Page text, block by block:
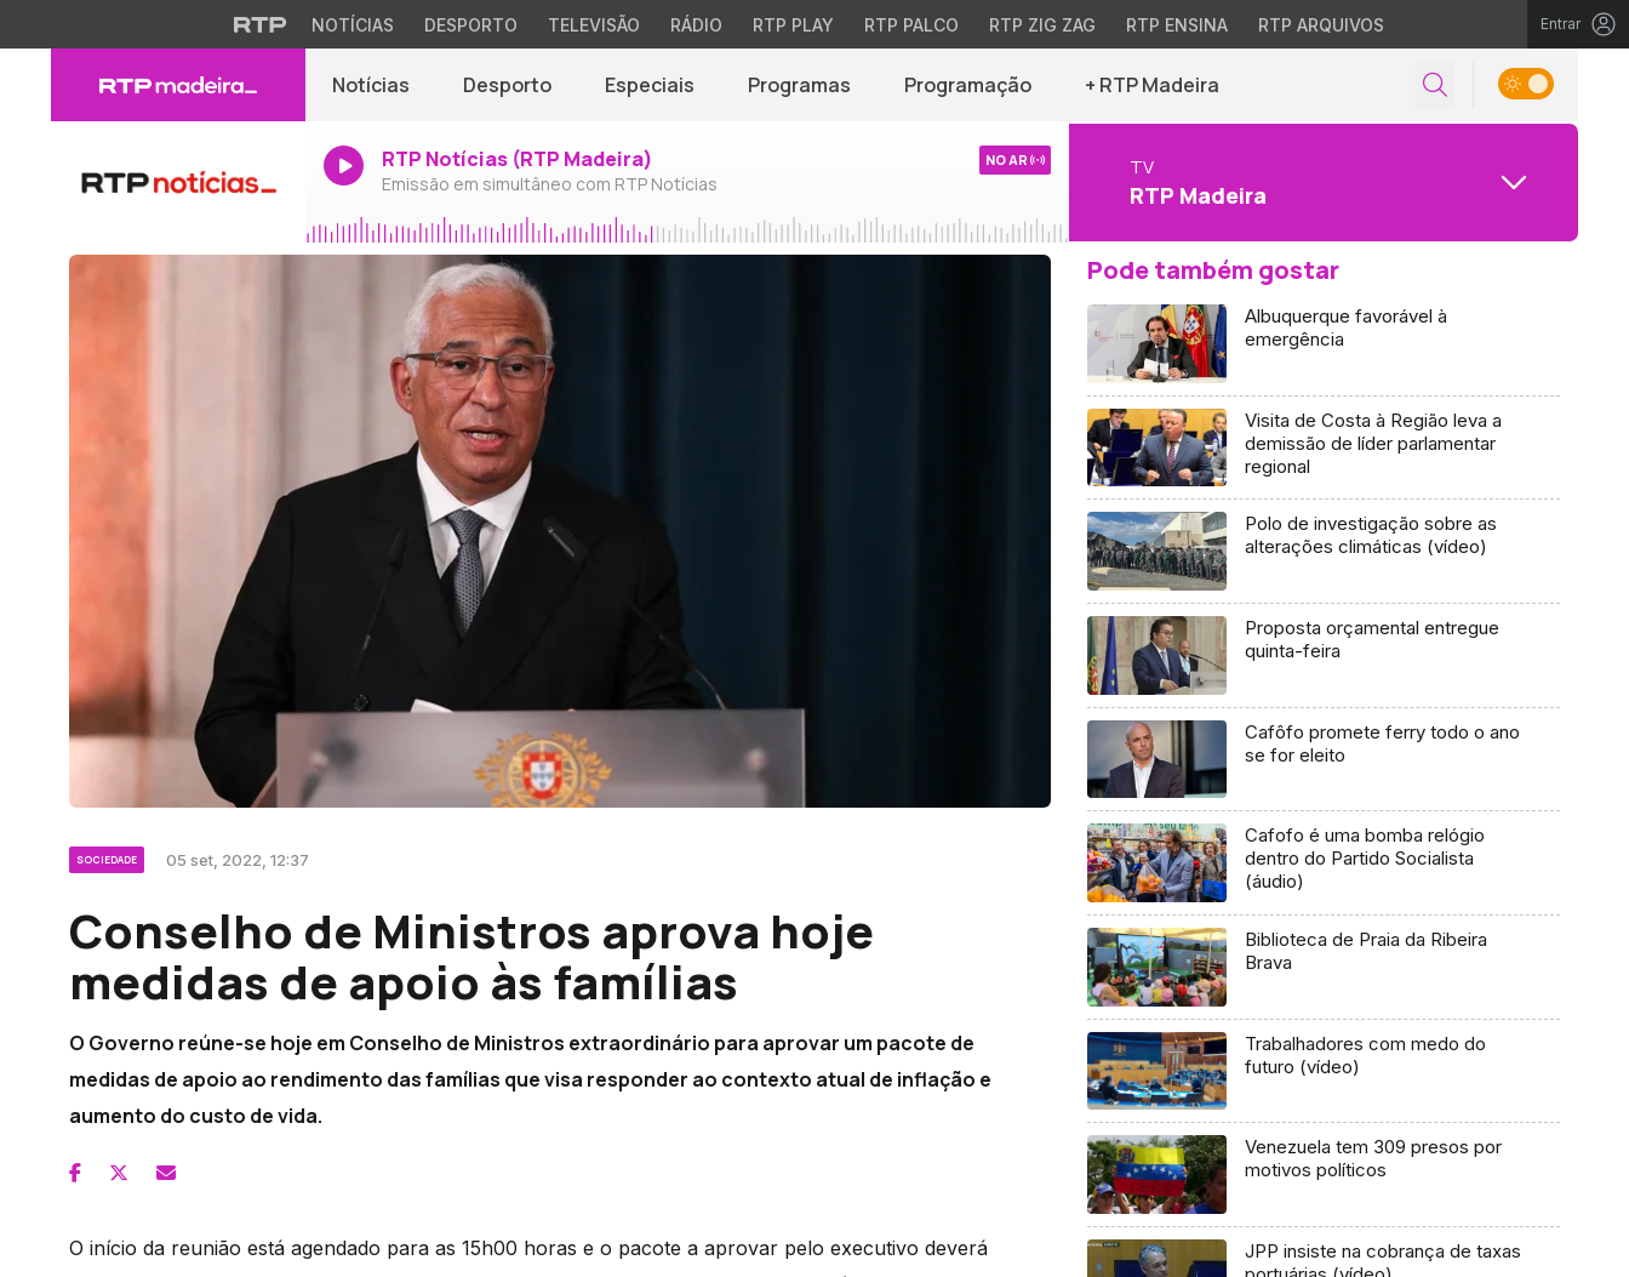
NOTÍCIAS DESPORTO TELEVISÃO RÁDIO RTP PLAY RTP PALCO RTP ZIG ZAG RTP ENSINA RTP ARQUIVOS Entrar
Notícias Desporto Especiais Programas Programação + RTP Madeira
RTP Notícias (RTP Madeira)
Emissão em simultâneo com RTP Notícias
NO AR TV
RTP Madeira
SOCIEDADE 05 set, 2022, 12:37
Conselho de Ministros aprova hoje
medidas de apoio às famílias
O Governo reúne-se hoje em Conselho de Ministros extraordinário para aprovar um pacote de
medidas de apoio ao rendimento das famílias que visa responder ao contexto atual de inflação e
aumento do custo de vida.
O início da reunião está agendado para as 15h00 horas e o pacote a aprovar pelo executivo deverá
Pode também gostar
Albuquerque favorável à
emergência
Visita de Costa à Região leva a
demissão de líder parlamentar
regional
Polo de investigação sobre as
alterações climáticas (vídeo)
Proposta orçamental entregue
quinta-feira
Cafôfo promete ferry todo o ano
se for eleito
Cafofo é uma bomba relógio
dentro do Partido Socialista
(áudio)
Biblioteca de Praia da Ribeira
Brava
Trabalhadores com medo do
futuro (vídeo)
Venezuela tem 309 presos por
motivos políticos
JPP insiste na cobrança de taxas